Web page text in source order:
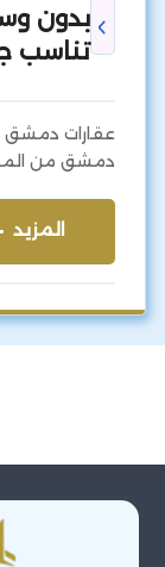
بدون
تناسب
عقارات دمشق
دمشق من
المزيد